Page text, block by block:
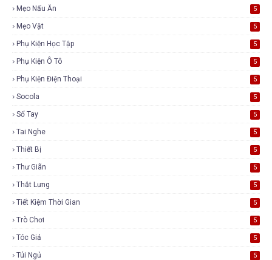
Mẹo Nấu Ăn 5
Mẹo Vặt 5
Phụ Kiện Học Tập 5
Phụ Kiện Ô Tô 5
Phụ Kiện Điện Thoại 5
Socola 5
Sổ Tay 5
Tai Nghe 5
Thiết Bị 5
Thư Giãn 5
Thắt Lưng 5
Tiết Kiệm Thời Gian 5
Trò Chơi 5
Tóc Giả 5
Túi Ngủ 5